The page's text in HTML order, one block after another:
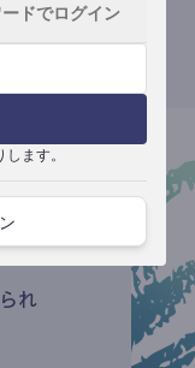
ドでログイン
ます。
上げをプラスできま
れ